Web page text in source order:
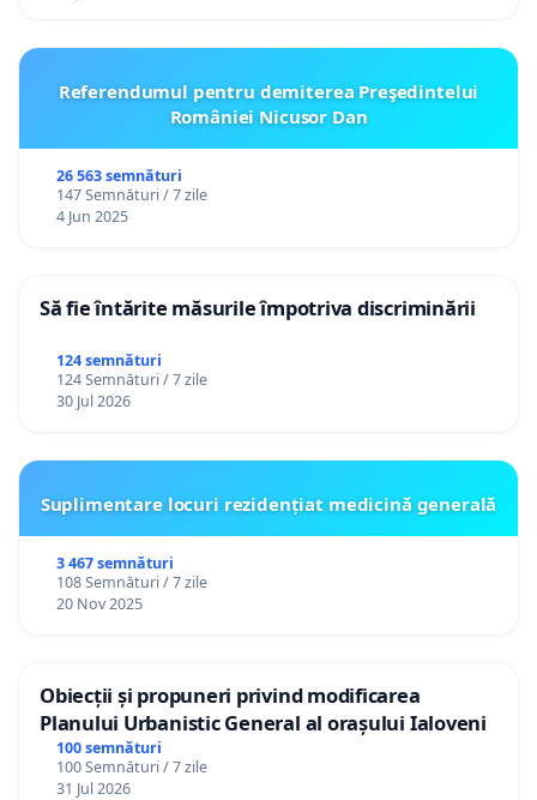
Referendumul pentru demiterea Preşedintelui
României Nicusor Dan
26 563 semnături
147 Semnături / 7 zile
4 Jun 2025
Să fie întărite măsurile împotriva discriminării
124 semnături
124 Semnături / 7 zile
30 Jul 2026
Suplimentare locuri rezidențiat medicină generală
3 467 semnături
108 Semnături / 7 zile
20 Nov 2025
Obiecții și propuneri privind modificarea
Planului Urbanistic General al orașului Ialoveni
100 semnături
100 Semnături / 7 zile
31 Jul 2026